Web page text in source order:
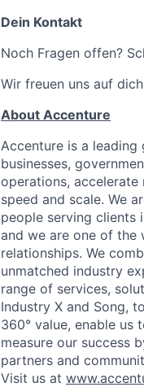
Dein Kontakt
Noch Fragen offen?
Wir freuen uns auf
About Accenture
Accenture is a leading
businesses,
operations,
speed and scale. We
people serving clients
and we are one of the
relationships. We
unmatched industry
range of services,
Industry X and Song,
360° value, enable us
measure our success
partners and
Visit us at